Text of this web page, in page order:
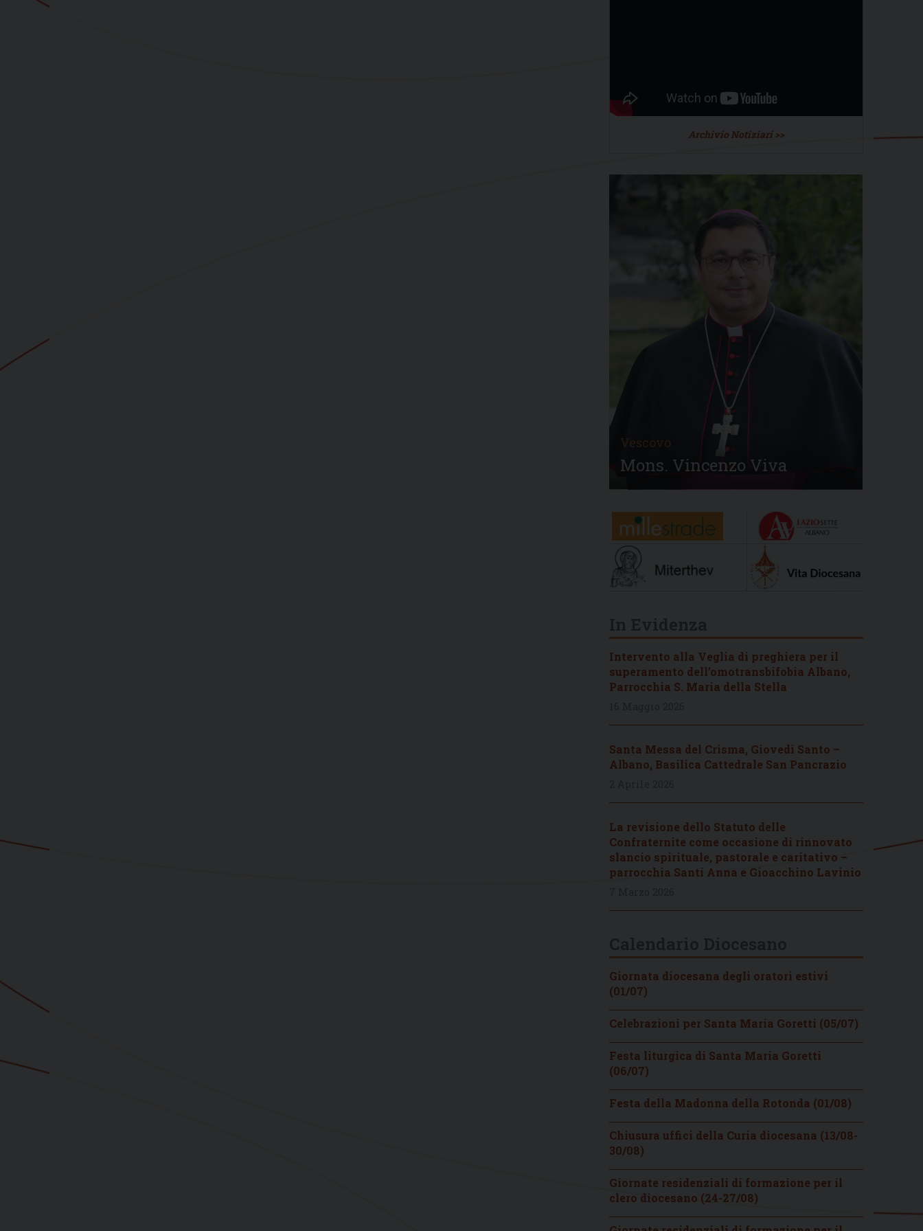
Archivio Notiziari >>
Vescovo
Mons. Vincenzo Viva
Intervento alla Veglia di preghiera per il
superamento dell’omotransbifobia Albano,
Parrocchia S. Maria della Stella
Santa Messa del Crisma, Giovedì Santo –
Albano, Basilica Cattedrale San Pancrazio
La revisione dello Statuto delle
Confraternite come occasione di rinnovato
slancio spirituale, pastorale e caritativo –
parrocchia Santi Anna e Gioacchino Lavinio
Giornata diocesana degli oratori estivi
(01/07)
Celebrazioni per Santa Maria Goretti (05/07)
Festa liturgica di Santa Maria Goretti
(06/07)
Festa della Madonna della Rotonda (01/08)
Chiusura uffici della Curia diocesana (13/08-
30/08)
Giornate residenziali di formazione per il
clero diocesano (24-27/08)